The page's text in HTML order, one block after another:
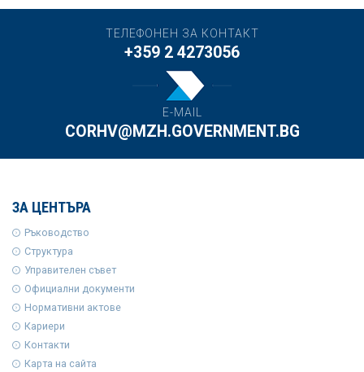
ТЕЛЕФОНЕН ЗА КОНТАКТ
+359 2 4273056
E-MAIL
CORHV@MZH.GOVERNMENT.BG
ЗА ЦЕНТЪРА
Ръководство
Структура
Управителен съвет
Официални документи
Нормативни актове
Кариери
Контакти
Карта на сайта